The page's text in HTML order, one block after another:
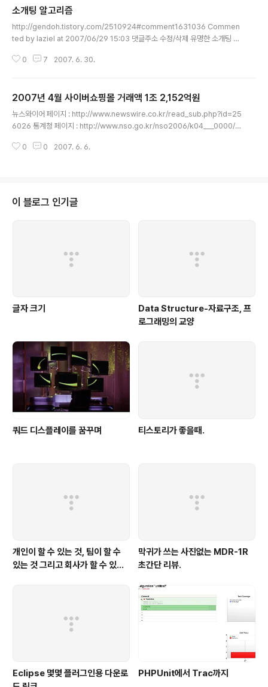
소개팅 알고리즘
http://gendoh.tistory.com/2510924#comment1631036 Commen
ted by laziel at 2007/06/29 15:03 댓글주소 수정/삭제 유명한 소개팅 알
한잔)이 많이 쓰이고, 학생들의 경우 Pressure Algorithm (압박, 압력 알고
보면서 손잡기..... Divide & Conquer : 오감 각개격파. 미술관에 데려가고, 맛
있는 것을 먹으러 가고, 연주회 가고, 꽃을 선물해 주고 촉각은?? 으흠 ..
0 7 2007. 6. 30.
2007년 4월 사이버쇼핑몰 거래액 1조 2,152억원
뉴스와이어 페이지 : http://www.newswire.co.kr/read_sub.php?id=25
6026 통계청 페이지 : http://www.nso.go.kr/nso2006/k04___0000/k
d_id=75&seq=100&num=100 통계청 PDF를 보니 6월7일 조간부터 쓰
6월06일-- 사이버쇼핑몰을 운영하는 사업체를 대상으로 실시한 2007년 4월
사이버쇼핑몰통계조..
0 0 2007. 6. 6.
이 블로그 인기글
글자 크기
Data Structure-자료구조, 프
로그래밍의 교양
쿼드 디스플레이를 꿈꾸며 티스토리가 좋을때.
개인이 할 수 있는 것, 팀이 할 수
있는 것 그리고 회사가 할 수 있는
막귀가 쓰는 사진없는 MDR-1R
초간단 리뷰.
Eclipse 몇몇 플러그인용 다운로
PHPUnit에서 Trac까지